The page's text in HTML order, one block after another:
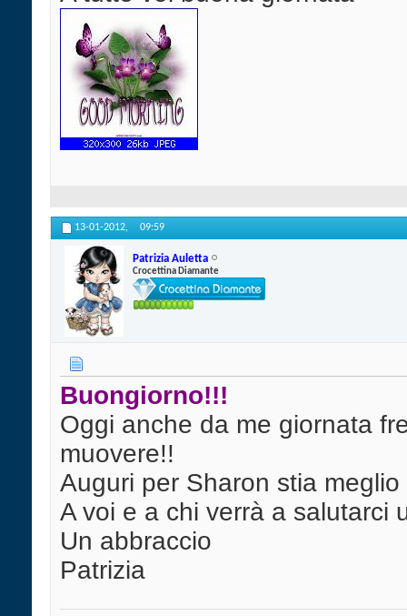
13-01-2012, 09:59
Patrizia Auletta
Crocettina Diamante
Buongiorno!!!
Oggi anche da me giornata
muovere!!
Auguri per Sharon stia
A voi e a chi verrà a salutarci
Un abbraccio
Patrizia